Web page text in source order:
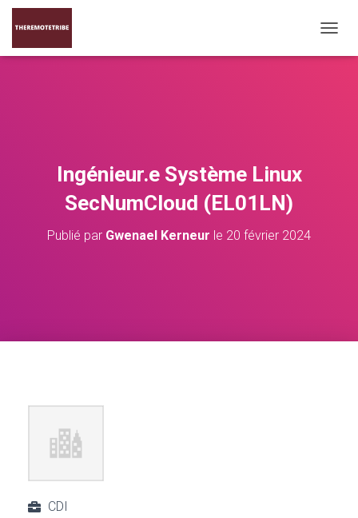
É
Ingénieur.e Système Linux
SecNumCloud (EL01LN)
Publié par Gwenael Kerneur le 20 février 2024
CDI